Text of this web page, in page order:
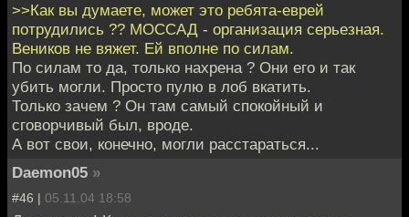
>>Как вы думаете, может это ребята-еврей
потрудились ?? МОССАД - организация серьезная.
Веников не вяжет. Ей вполне по силам.
По силам то да, только нахрена ? Они его и так
убить могли. Просто пулю в лоб вкатить.
Только зачем ? Он там самый спокойный и
сговорчивый был, вроде.
А вот свои, конечно, могли расстараться...
Daemon05 »
#46 | 05.11.04 18:58